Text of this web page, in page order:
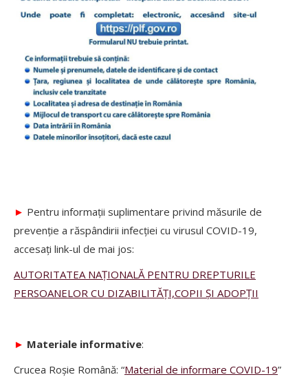
► Pentru informații suplimentare privind măsurile de
prevenție a răspândirii infecției cu virusul COVID-19,
accesați link-ul de mai jos:
AUTORITATEA NAȚIONALĂ PENTRU DREPTURILE
PERSOANELOR CU DIZABILITĂȚI,COPII ȘI ADOPȚII
► Materiale informative:
Crucea Roșie Română: “Material de informare COVID-19”